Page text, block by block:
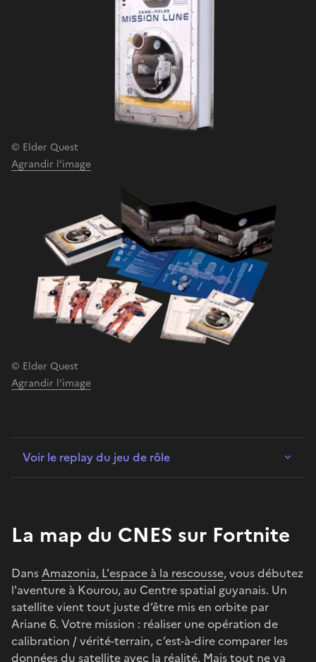
© Elder Quest
Agrandir l'image
© Elder Quest
Agrandir l'image
Voir le replay du jeu de rôle
La map du CNES sur Fortnite
DansAmazonia, L'espace à la rescousse, vous débutez
l'aventure à Kourou, au Centre spatial guyanais. Un
satellite vient tout juste d’être mis en orbite par
Ariane 6. Votre mission : réaliser une opération de
calibration / vérité-terrain, c’est-à-dire comparer les
données du satellite avec la réalité. Mais tout ne va